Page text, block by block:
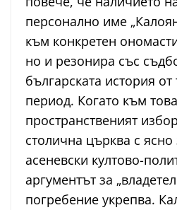
персонално име
към конкретен
но и резонира със
българската история
период. Когато към
пространственият
столична църква с ясно
асеневски култово-
аргументът за
погребение укрепва.